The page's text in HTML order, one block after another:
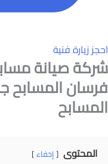
احجز زيارة فنية
شركة صيانة
فرسان المسابح
المسابح
المحتوى إخفاء